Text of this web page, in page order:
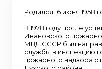
Родился 16 июня 1958
В 1978 году после
Ивановского
МВД СССР был
службы в инспекцию
пожарного надзора